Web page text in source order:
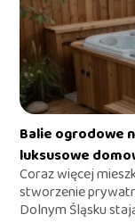
Balie ogrodowe
luksusowe
Coraz więcej
stworzenie
Dolnym Śląsku